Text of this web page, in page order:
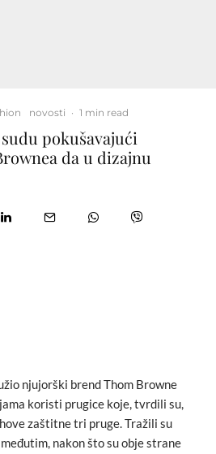
novosti · 1 min read
pokušavajući
da u dizajnu
njujorški brend Thom Browne
koristi prugice koje, tvrdili su,
zaštitne tri pruge. Tražili su
nakon što su obje strane